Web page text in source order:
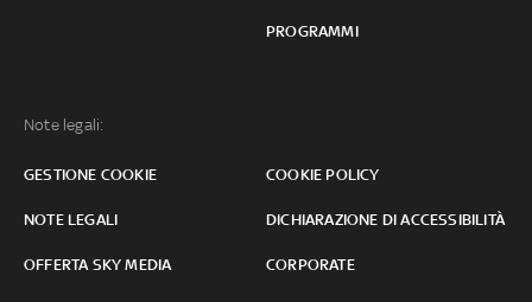
PROGRAMMI
Note legali:
GESTIONE COOKIE COOKIE POLICY
NOTE LEGALI DICHIARAZIONE DI ACCESSIBILITÀ
OFFERTA SKY MEDIA CORPORATE